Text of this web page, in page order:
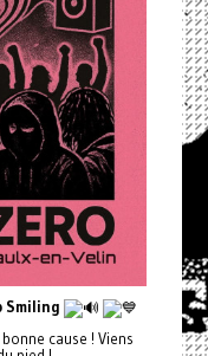
Smiling
cause ! Viens